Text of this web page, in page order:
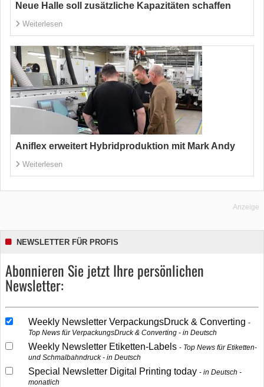
Neue Halle soll zusätzliche Kapazitäten schaffen
Weiterlesen
Aniflex erweitert Hybridproduktion mit Mark Andy
Weiterlesen
Anzeige
NEWSLETTER FÜR PROFIS
Abonnieren Sie jetzt Ihre persönlichen
Newsletter:
Weekly Newsletter VerpackungsDruck & Converting
Top News für VerpackungsDruck & Converting - in Deutsch
Weekly Newsletter Etiketten-Labels
Top News für Etiketten-
und Schmalbahndruck - in Deutsch
Special Newsletter Digital Printing today
in Deutsch -
monatlich